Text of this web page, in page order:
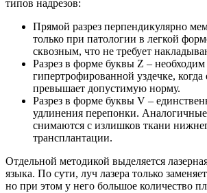
типов надрезов:
Прямой разрез перпендикулярно
только при патологии в легкой
сквозным, что не требует
Разрез в форме буквы Z –
гипертрофированной уздечке,
превышает допустимую норму.
Разрез в форме буквы V –
удлинения перепонки.
снимаются с излишков ткани
трансплантации.
Отдельной методикой выделяется
языка. По сути, луч лазера только
но при этом у него большое количество